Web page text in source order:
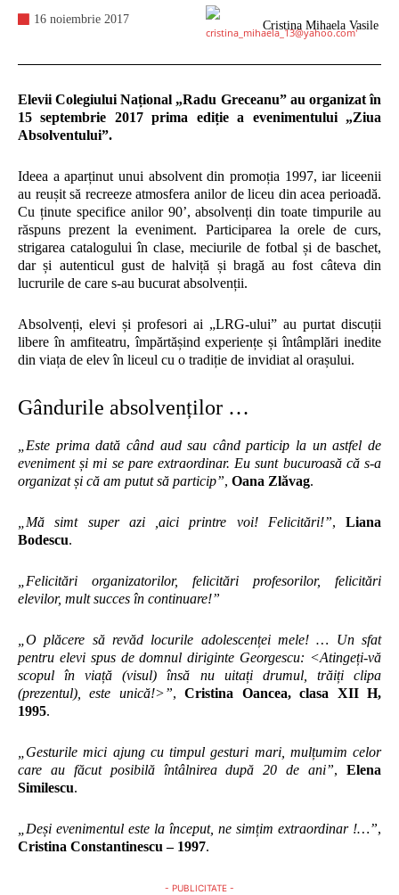
Cristina Mihaela Vasile
16 noiembrie 2017
Elevii Colegiului Național „Radu Greceanu” au organizat în
15 septembrie 2017 prima ediție a evenimentului „Ziua
Absolventului”.
Ideea a aparținut unui absolvent din promoția 1997, iar liceenii
au reușit să recreeze atmosfera anilor de liceu din acea perioadă.
Cu ținute specifice anilor 90’, absolvenți din toate timpurile au
răspuns prezent la eveniment. Participarea la orele de curs,
strigarea catalogului în clase, meciurile de fotbal și de baschet,
dar și autenticul gust de halviță și bragă au fost câteva din
lucrurile de care s-au bucurat absolvenții.
Absolvenți, elevi și profesori ai „LRG-ului” au purtat discuții
libere în amfiteatru, împărtășind experiențe și întâmplări inedite
din viața de elev în liceul cu o tradiție de invidiat al orașului.
Gândurile absolvenților …
„Este prima dată când aud sau când particip la un astfel de
eveniment și mi se pare extraordinar. Eu sunt bucuroasă că s-a
organizat și că am putut să particip”, Oana Zlăvag.
„Mă simt super azi ,aici printre voi! Felicitări!”, Liana
Bodescu.
„Felicitări organizatorilor, felicitări profesorilor, felicitări
elevilor, mult succes în continuare!”
„O plăcere să revăd locurile adolescenței mele! … Un sfat
pentru elevi spus de domnul diriginte Georgescu: <Atingeți-vă
scopul în viață (visul) însă nu uitați drumul, trăiți clipa
(prezentul), este unică!>”,Cristina Oancea, clasa XII H,
1995.
„Gesturile mici ajung cu timpul gesturi mari, mulțumim celor
care au făcut posibilă întâlnirea după 20 de ani”,Elena
Similescu.
„Deși evenimentul este la început, ne simțim extraordinar !…”,
Cristina Constantinescu – 1997.
- PUBLICITATE -